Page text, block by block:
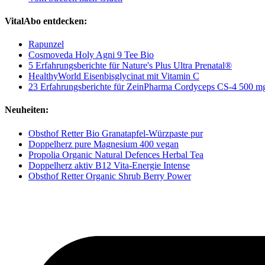
VitalAbo entdecken:
Rapunzel
Cosmoveda Holy Agni 9 Tee Bio
5 Erfahrungsberichte für Nature's Plus Ultra Prenatal®
HealthyWorld Eisenbisglycinat mit Vitamin C
23 Erfahrungsberichte für ZeinPharma Cordyceps CS-4 500
Neuheiten:
Obsthof Retter Bio Granatapfel-Würzpaste pur
Doppelherz pure Magnesium 400 vegan
Propolia Organic Natural Defences Herbal Tea
Doppelherz aktiv B12 Vita-Energie Intense
Obsthof Retter Organic Shrub Berry Power